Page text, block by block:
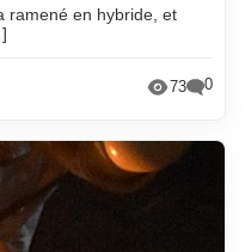
ramené en hybride, et
73 0